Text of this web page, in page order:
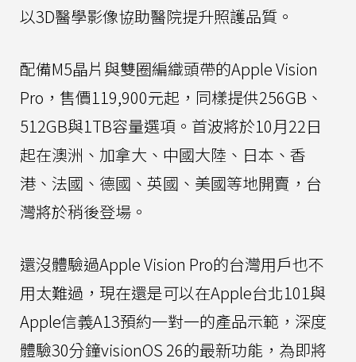
以3D醫學影像協助醫院提升照護品質。
配備M5晶片與雙圈編織頭帶的Apple Vision
Pro，售價119,900元起，同樣提供256GB、
512GB與1TB容量選項。首波將於10月22日
起在澳洲、加拿大、中國大陸、日本、香
港、法國、德國、英國、美國等地開賣，台
灣將於稍後登場。
還沒體驗過Apple Vision Pro的台灣用戶也不
用太難過，現在還是可以在Apple台北101與
Apple信義A13預約一對一的產品示範，深度
體驗30分鐘visionOS 26的最新功能，為即將